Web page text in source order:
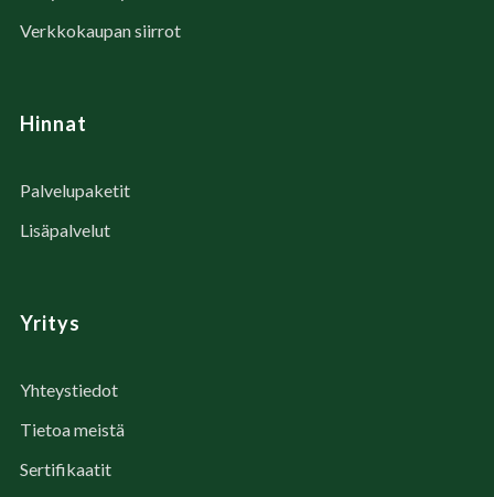
Verkkokaupan siirrot
Hinnat
Palvelupaketit
Lisäpalvelut
Yritys
Yhteystiedot
Tietoa meistä
Sertifikaatit